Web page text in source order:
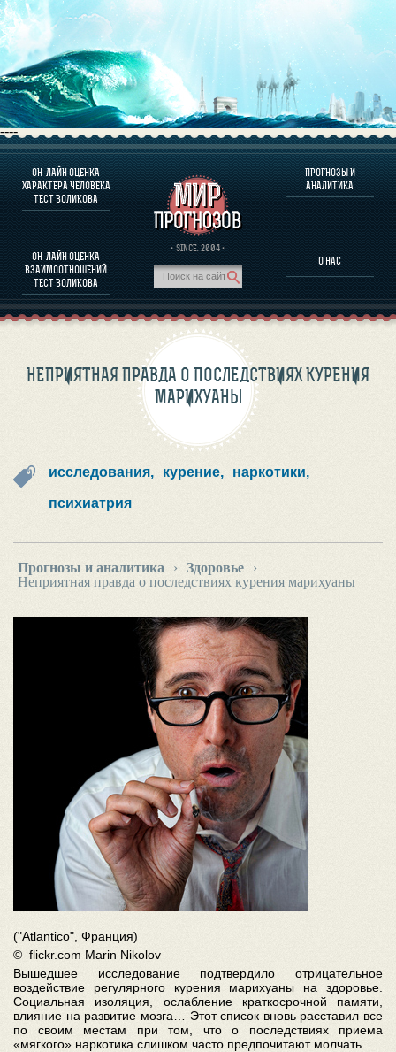
----
ОН-ЛАЙН ОЦЕНКА
ХАРАКТЕРА ЧЕЛОВЕКА
ТЕСТ ВОЛИКОВА
ОН-ЛАЙН ОЦЕНКА
ВЗАИМООТНОШЕНИЙ
ТЕСТ ВОЛИКОВА
· SINCE. 2004 ·
ПРОГНОЗЫ И
АНАЛИТИКА
О НАС
О ПРОГРАММЕ
ОЦЕНКА ХАРАКТЕРA ЧЕЛОВЕКА
ОЦЕНКА ХАРАКТЕРА ВЫДАЮЩИХСЯ ЛИЧНОСТЕЙ
О ПРОГРАММЕ
ПРОГНОЗЫ И АНАЛИТИКА
НЕПРИЯТНАЯ ПРАВДА О ПОСЛЕДСТВИЯХ КУРЕНИЯ
МАРИХУАНЫ
исследования, курение, наркотики,
психиатрия
Прогнозы и аналитика › Здоровье
›
Неприятная правда о последствиях курения марихуаны
("Atlantico", Франция)
© flickr.com Marin Nikolov
Вышедшее исследование подтвердило отрицательное
воздействие регулярного курения марихуаны на здоровье.
Социальная изоляция, ослабление краткосрочной памяти,
влияние на развитие мозга… Этот список вновь расставил все
по своим местам при том, что о последствиях приема
«мягкого» наркотика слишком часто предпочитают молчать.